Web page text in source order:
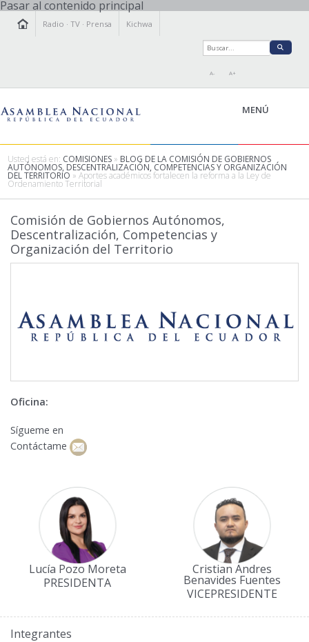
Pasar al contenido principal
Radio ·TV · Prensa Kichwa
A- A+
MENÚ
LA ASAMBLEA
FISCALIZAMOS
TRANSPARENCIA
PRENSA
Usted está en: COMISIONES » BLOG DE LA COMISIÓN DE GOBIERNOS
AUTÓNOMOS, DESCENTRALIZACIÓN, COMPETENCIAS Y ORGANIZACIÓN
DEL TERRITORIO » Aportes académicos fortalecen la reforma a la Ley de
Ordenamiento Territorial
Comisión de Gobiernos Autónomos,
Descentralización, Competencias y
Organización del Territorio
Oficina:
Sígueme en
Contáctame
Lucía Pozo Moreta
PRESIDENTA
Cristian Andres
Benavides Fuentes
VICEPRESIDENTE
Integrantes